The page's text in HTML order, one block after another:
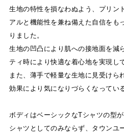
生地の特性を損なわぬよう、プリン
アルと機能性を兼ね備えた自信をも
りました。
生地の凹凸により肌への接地面を減
ティ時により快適な着心地を実現し
また、薄手で軽量な生地に見受けら
効果により気になりづらくなってい
ボディはベーシックなTシャツの型
シャツとしてのみならず、タウンユ